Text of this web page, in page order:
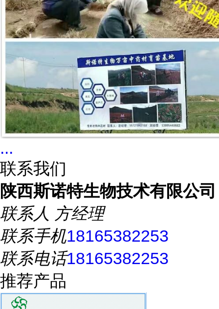
...
联系我们
陕西斯诺特生物技术有限公司
联系人 方经理
联系手机18165382253
联系电话18165382253
推荐产品